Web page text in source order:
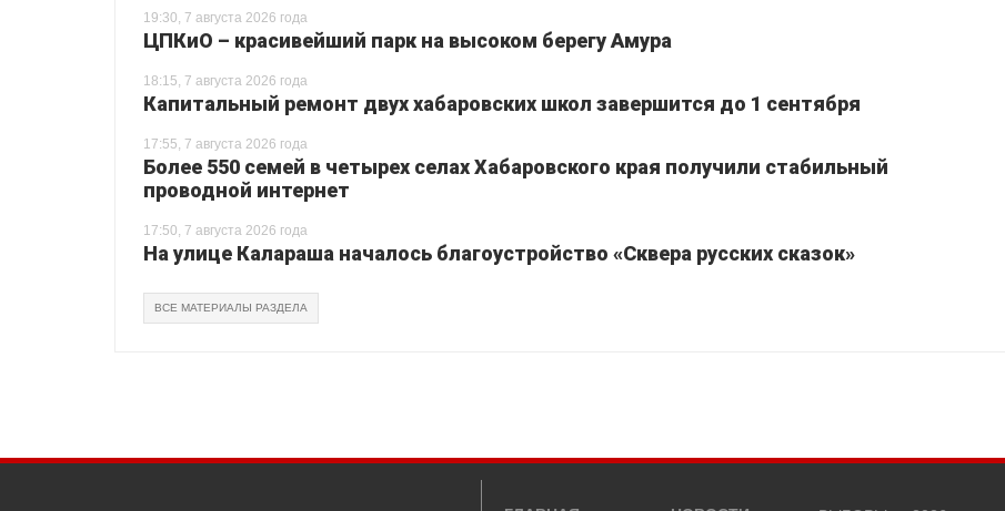
19:30, 7 августа 2026 года
ЦПКиО – красивейший парк на высоком берегу Амура
18:15, 7 августа 2026 года
Капитальный ремонт двух хабаровских школ завершится до 1 сентября
17:55, 7 августа 2026 года
Более 550 семей в четырех селах Хабаровского края получили стабильный
проводной интернет
17:50, 7 августа 2026 года
На улице Калараша началось благоустройство «Сквера русских сказок»
ВСЕ МАТЕРИАЛЫ РАЗДЕЛА